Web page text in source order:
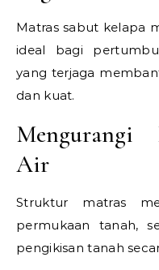
Matras sabut kelapa
ideal bagi
yang terjaga
dan kuat.
Mengurangi
Air
Struktur matras
permukaan tanah,
pengikisan tanah